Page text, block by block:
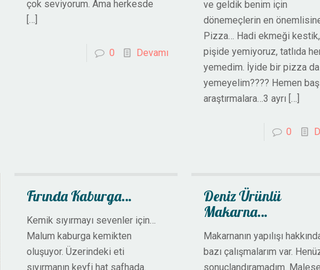
çok seviyorum. Ama herkesde
[…]
0 Devamı
ve geldik benim için
dönemeçlerin en
Pizza… Hadi ekmeği kestik,
pişide yemiyoruz, tatlıda
yemedim. İyide bir pizza da
yemeyelim???? Hemen
araştırmalara…3 ayrı […]
0
Fırında Kaburga…
Kemik sıyırmayı sevenler için…
Malum kaburga kemikten
oluşuyor. Üzerindeki eti
sıyırmanın keyfi hat safhada.
Deniz Ürünlü
Makarna…
Makarnanın yapılışı
bazı çalışmalarım var.
sonuçlandıramadım.